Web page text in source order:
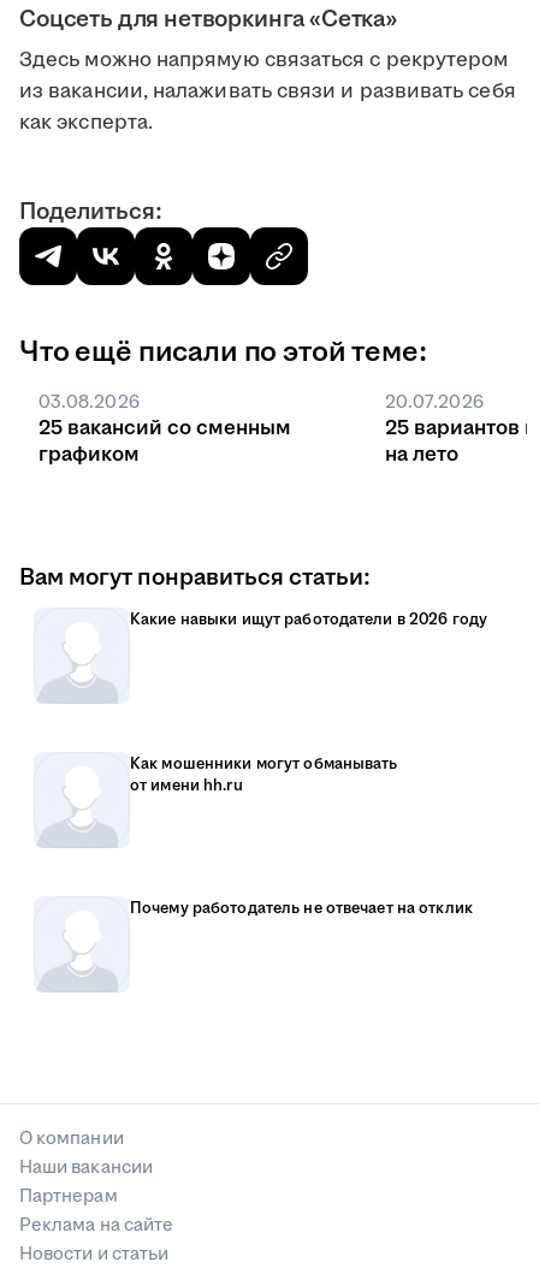
Соцсеть для нетворкинга «Сетка»
Здесь можно напрямую связаться с рекрутером
из вакансии, налаживать связи и развивать себя
как эксперта.
Поделиться:
Что ещё писали по этой теме:
03.08.2026
25 вакансий со сменным
графиком
20.07.2026
25 вариантов
на лето
Вам могут понравиться статьи:
Какие навыки ищут работодатели в 2026 году
Как мошенники могут обманывать
от имени hh.ru
Почему работодатель не отвечает на отклик
О компании
Наши вакансии
Партнерам
Реклама на сайте
Новости и статьи